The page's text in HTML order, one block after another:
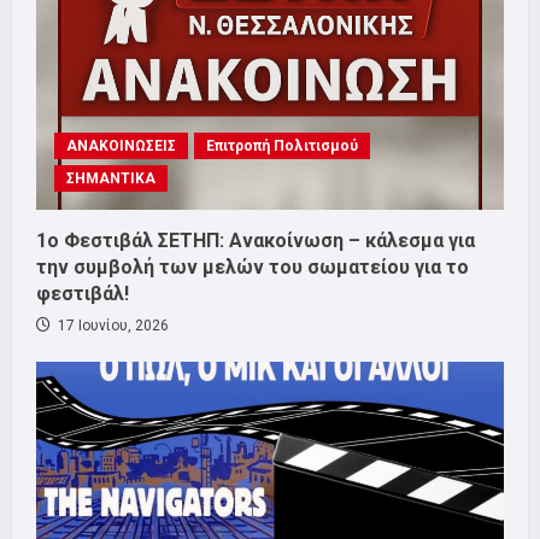
ΑΝΑΚΟΙΝΩΣΕΙΣ
Επιτροπή Πολιτισμού
ΣΗΜΑΝΤΙΚΑ
1o Φεστιβάλ ΣΕΤΗΠ: Ανακοίνωση – κάλεσμα για
την συμβολή των μελών του σωματείου για το
φεστιβάλ!
17 Ιουνίου, 2026